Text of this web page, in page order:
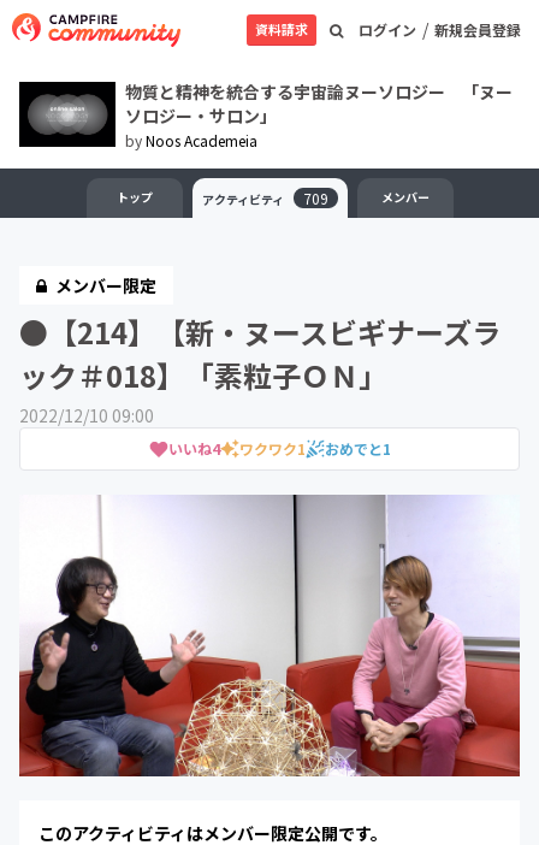
ログイン / 新規会員登録
資料請求
物質と精神を統合する宇宙論ヌーソロジー 「ヌー
ソロジー・サロン」
byNoos Academeia
トップ アクティビティ 709 メンバー
メンバー限定
●【214】【新・ヌースビギナーズラ
ック＃018】「素粒子ＯＮ」
2022/12/10 09:00
いいね4 ワクワク1 おめでと1
このアクティビティはメンバー限定公開です。